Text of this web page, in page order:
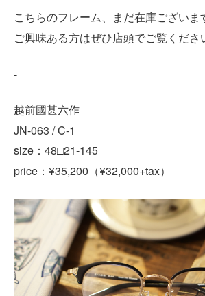
こちらのフレーム、まだ在庫ございま
ご興味ある方はぜひ店頭でご覧くださ
-
越前國甚六作
JN-063 / C-1
size：48□21-145
price ： ¥35,200 （¥32,000+tax）